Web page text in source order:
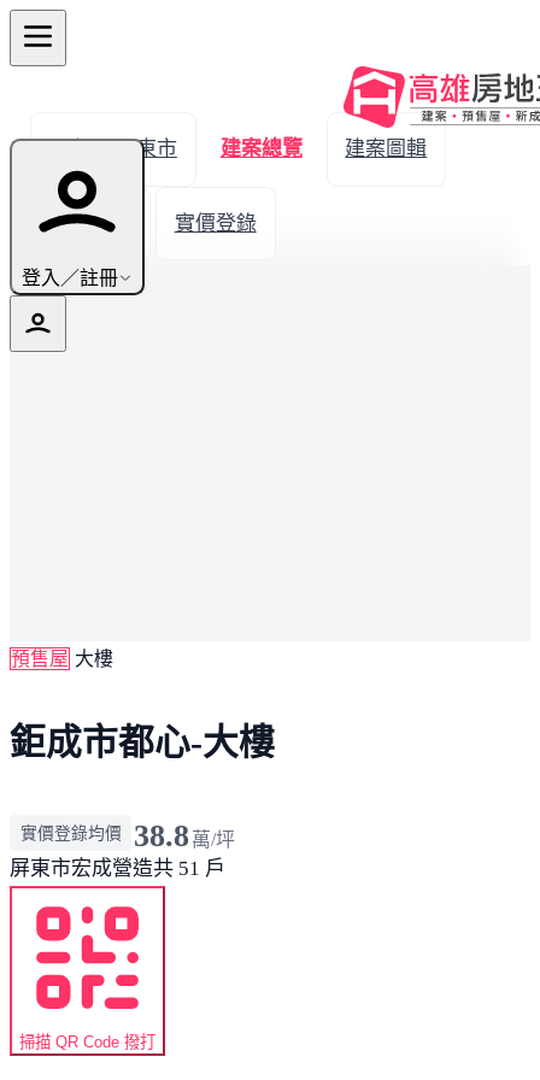
登入／註冊
← 返回屏東市 建案總覽 建案圖輯
生活機能 實價登錄
預售屋 大樓
鉅成市都心-大樓
實價登錄均價 38.8 萬/坪
屏東市宏成營造共 51 戶
掃描 QR Code 撥打